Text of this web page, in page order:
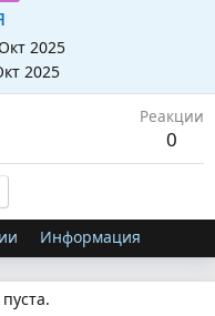
2025
2025
Реакции
0
Информация